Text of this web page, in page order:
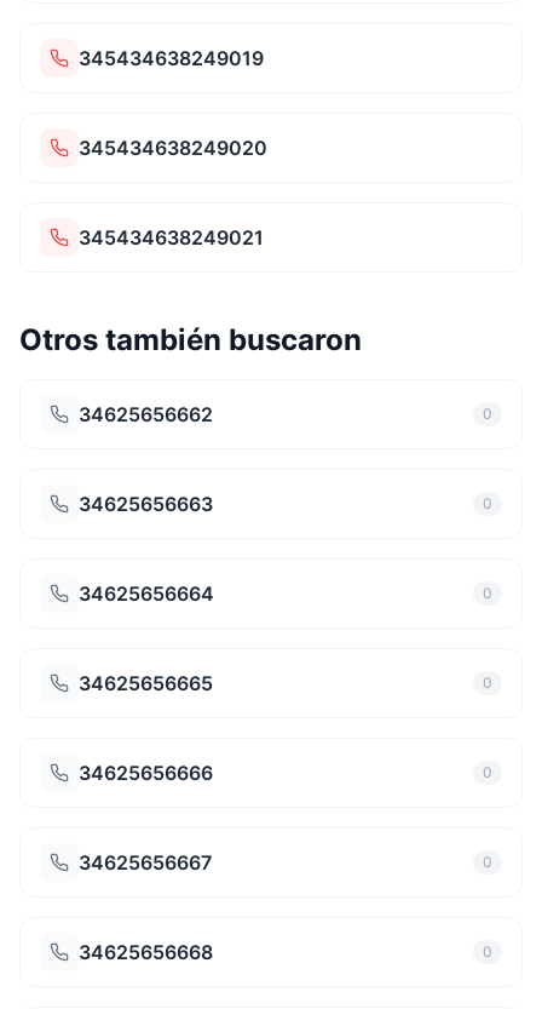
345434638249019
345434638249020
345434638249021
Otros también buscaron
34625656662 0
34625656663 0
34625656664 0
34625656665 0
34625656666 0
34625656667 0
34625656668 0